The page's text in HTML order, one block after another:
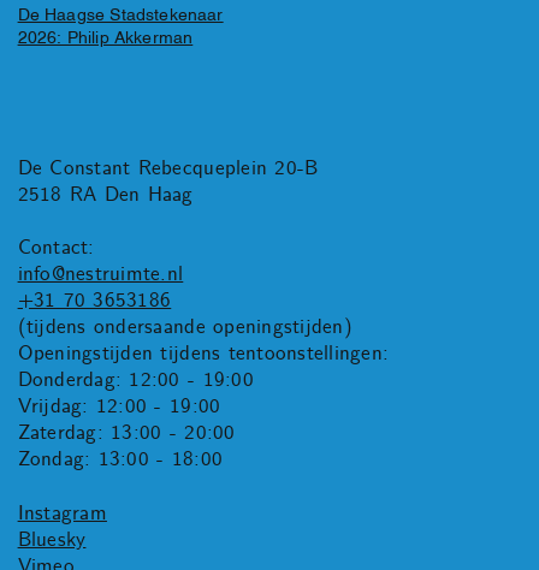
De Haagse Stadstekenaar
2026: Philip Akkerman
De Constant Rebecqueplein 20-B
2518 RA Den Haag
Contact:
info@nestruimte.nl
+31 70 3653186
(tijdens ondersaande openingstijden)
Openingstijden tijdens tentoonstellingen:
Donderdag: 12:00 - 19:00
Vrijdag: 12:00 - 19:00
Zaterdag: 13:00 - 20:00
Zondag: 13:00 - 18:00
Instagram
Bluesky